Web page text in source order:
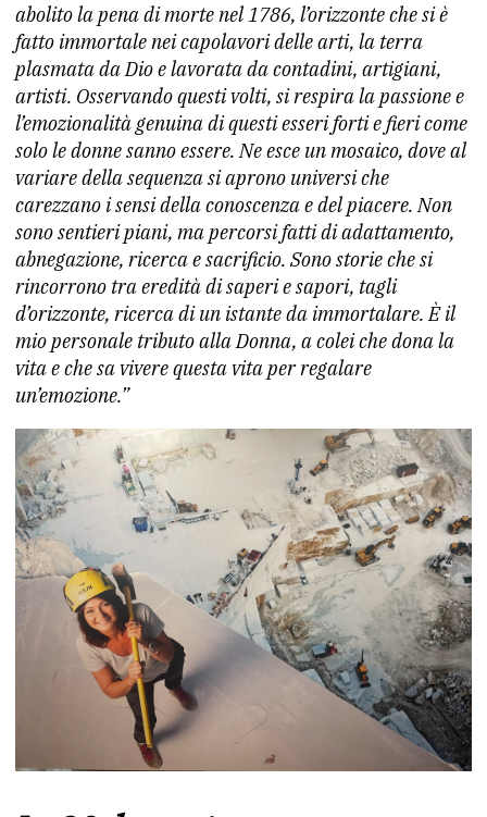
abolito la pena di morte nel 1786, l’orizzonte che si è
fatto immortale nei capolavori delle arti, la terra
plasmata da Dio e lavorata da contadini, artigiani,
artisti. Osservando questi volti, si respira la passione e
l’emozionalità genuina di questi esseri forti e fieri come
solo le donne sanno essere. Ne esce un mosaico, dove al
variare della sequenza si aprono universi che
carezzano i sensi della conoscenza e del piacere. Non
sono sentieri piani, ma percorsi fatti di adattamento,
abnegazione, ricerca e sacrificio. Sono storie che si
rincorrono tra eredità di saperi e sapori, tagli
d’orizzonte, ricerca di un istante da immortalare. È il
mio personale tributo alla Donna, a colei che dona la
vita e che sa vivere questa vita per regalare
un’emozione.”